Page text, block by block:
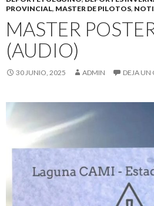
PROVINCIAL, MASTER DE PILOTOS,
MASTER
(AUDIO)
30 JUNIO, 2025 ADMIN DEJA UN